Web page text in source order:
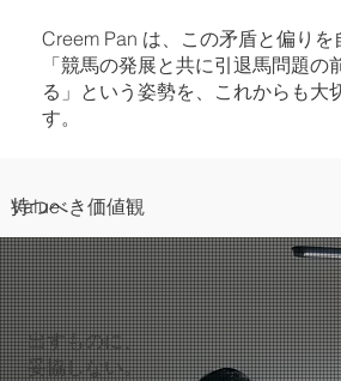
Creem Pan は、この矛盾と偏りを
「競馬の発展と共に引退馬問題の
る」という姿勢を、これからも大
す。
Value
持つべき価値観
出すものに、
妥協しない。